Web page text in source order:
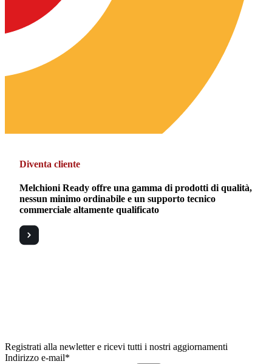
Diventa cliente
Melchioni Ready offre una gamma di prodotti di qualità,
nessun minimo ordinabile e un supporto tecnico
commerciale altamente qualificato
Registrati alla newletter e ricevi tutti i nostri aggiornamenti
Indirizzo e-mail*